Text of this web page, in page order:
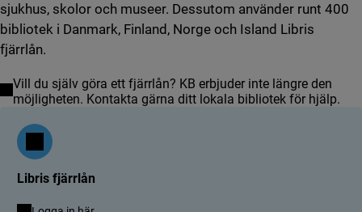
sjukhus, skolor och museer. Dessutom använder runt 400
bibliotek i Danmark, Finland, Norge och Island Libris
fjärrlån.
Vill du själv göra ett fjärrlån? KB erbjuder inte längre den
möjligheten. Kontakta gärna ditt lokala bibliotek för hjälp.
Libris fjärrlån